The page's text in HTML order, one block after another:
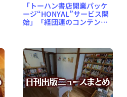
「トーハン書店開業パッケ
ージ“HONYAL”サービス開
始」「経団連のコンテンツ
め＆コラム #639（2024年
10月13日～19日）